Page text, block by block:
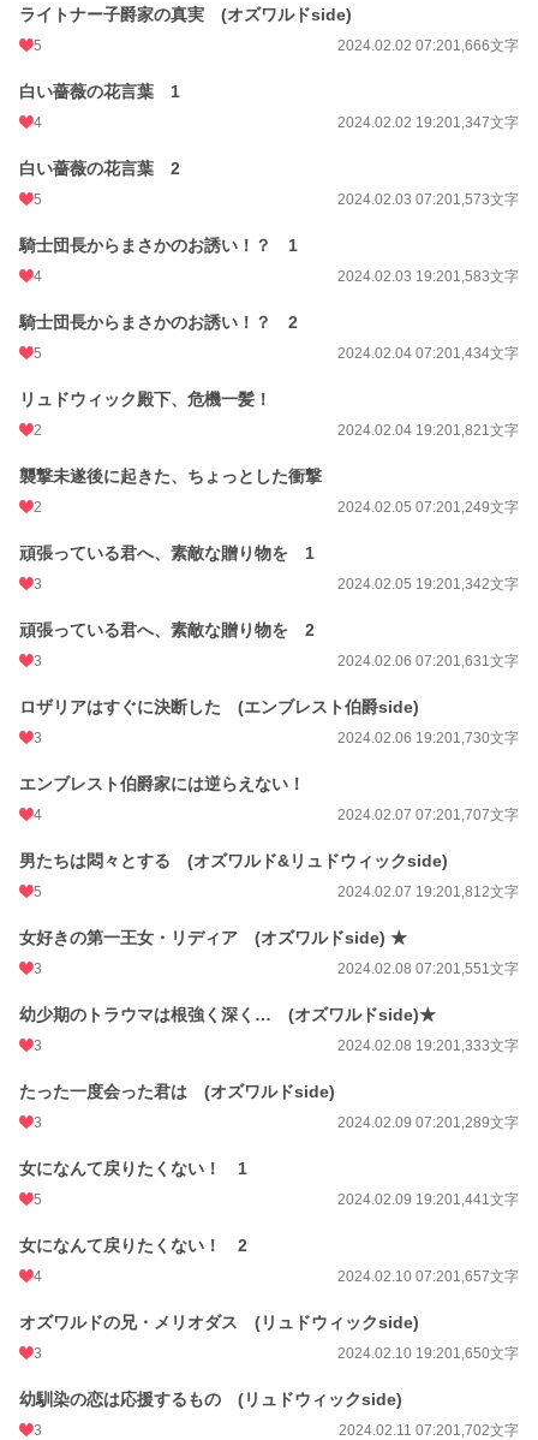
ライトナー子爵家の真実 (オズワルドside)
5 2024.02.02 07:201,666文字
白い薔薇の花言葉 1
4 2024.02.02 19:201,347文字
白い薔薇の花言葉 2
5 2024.02.03 07:201,573文字
騎士団長からまさかのお誘い！？ 1
4 2024.02.03 19:201,583文字
騎士団長からまさかのお誘い！？ 2
5 2024.02.04 07:201,434文字
リュドウィック殿下、危機一髪！
2 2024.02.04 19:201,821文字
襲撃未遂後に起きた、ちょっとした衝撃
2 2024.02.05 07:201,249文字
頑張っている君へ、素敵な贈り物を 1
3 2024.02.05 19:201,342文字
頑張っている君へ、素敵な贈り物を 2
3 2024.02.06 07:201,631文字
ロザリアはすぐに決断した (エンブレスト伯爵side)
3 2024.02.06 19:201,730文字
エンブレスト伯爵家には逆らえない！
4 2024.02.07 07:201,707文字
男たちは悶々とする (オズワルド&リュドウィックside)
5 2024.02.07 19:201,812文字
女好きの第一王女・リディア (オズワルドside) ★
3 2024.02.08 07:201,551文字
幼少期のトラウマは根強く深く… (オズワルドside)★
3 2024.02.08 19:201,333文字
たった一度会った君は (オズワルドside)
3 2024.02.09 07:201,289文字
女になんて戻りたくない！ 1
5 2024.02.09 19:201,441文字
女になんて戻りたくない！ 2
4 2024.02.10 07:201,657文字
オズワルドの兄・メリオダス (リュドウィックside)
3 2024.02.10 19:201,650文字
幼馴染の恋は応援するもの (リュドウィックside)
3 2024.02.11 07:201,702文字